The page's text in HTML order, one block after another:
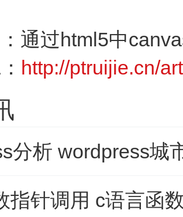
通过html5中
http://ptruijie.cn/
分析 wordpress城
指针调用 c语言函